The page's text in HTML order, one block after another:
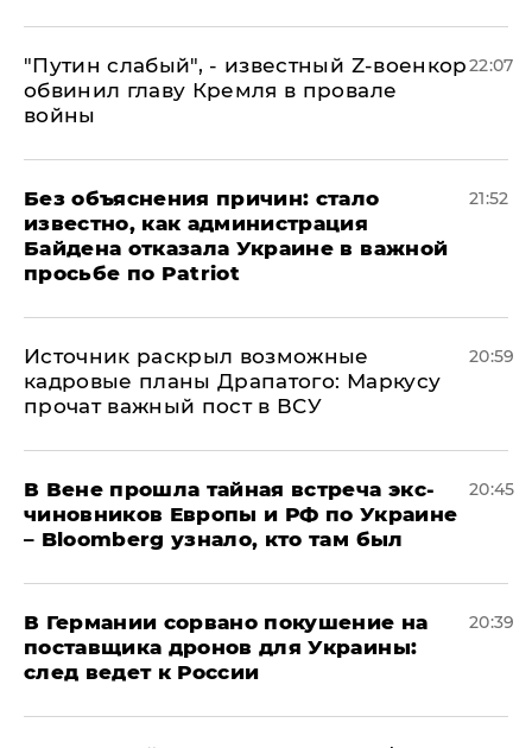
​"Путин слабый", - известный Z-военкор
обвинил главу Кремля в провале
войны
22:07
Без объяснения причин: стало
известно, как администрация
Байдена отказала Украине в важной
просьбе по Patriot
21:52
​Источник раскрыл возможные
кадровые планы Драпатого: Маркусу
прочат важный пост в ВСУ
20:59
В Вене прошла тайная встреча экс-
чиновников Европы и РФ по Украине
– Bloomberg узнало, кто там был
20:45
​В Германии сорвано покушение на
поставщика дронов для Украины:
след ведет к России
20:39